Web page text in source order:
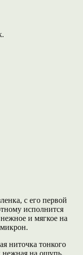
с его первой
исполнится
и мягкое на
ниточка тонкого
нежная на ощупь.